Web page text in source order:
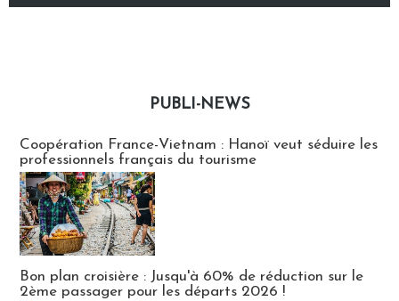
PUBLI-NEWS
Coopération France-Vietnam : Hanoï veut séduire les
professionnels français du tourisme
Bon plan croisière : Jusqu'à 60% de réduction sur le
2ème passager pour les départs 2026 !